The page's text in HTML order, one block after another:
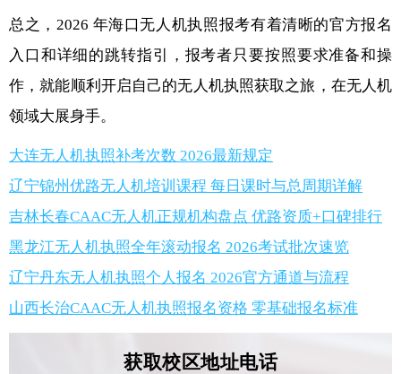
总之，2026 年海口无人机执照报考有着清晰的官方报名
入口和详细的跳转指引，报考者只要按照要求准备和操
作，就能顺利开启自己的无人机执照获取之旅，在无人机
领域大展身手。
大连无人机执照补考次数 2026最新规定
辽宁锦州优路无人机培训课程 每日课时与总周期详解
吉林长春CAAC无人机正规机构盘点 优路资质+口碑排行
黑龙江无人机执照全年滚动报名 2026考试批次速览
辽宁丹东无人机执照个人报名 2026官方通道与流程
山西长治CAAC无人机执照报名资格 零基础报名标准